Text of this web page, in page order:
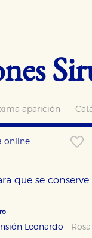
aparición
online
que se
Leonardo -